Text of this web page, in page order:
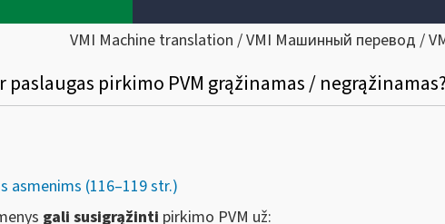
VMI Machine translation / VMI Машинный перевод /
paslaugas pirkimo PVM grąžinamas / negrąžinamas?
asmenims (116–119 str.)
gali susigrąžinti pirkimo PVM už: